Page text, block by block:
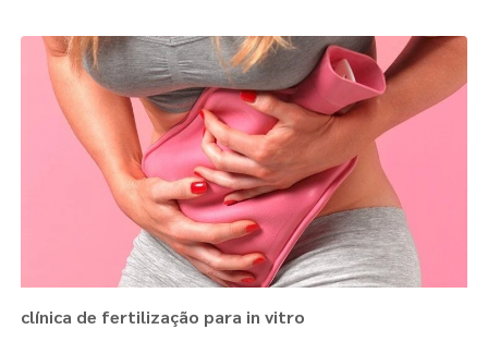
clínica de fertilização para in vitro